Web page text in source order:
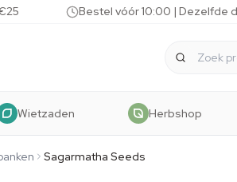
Bestel vóór 10:00 | Dezelfde
Wietzaden Herbshop
Sagarmatha Seeds